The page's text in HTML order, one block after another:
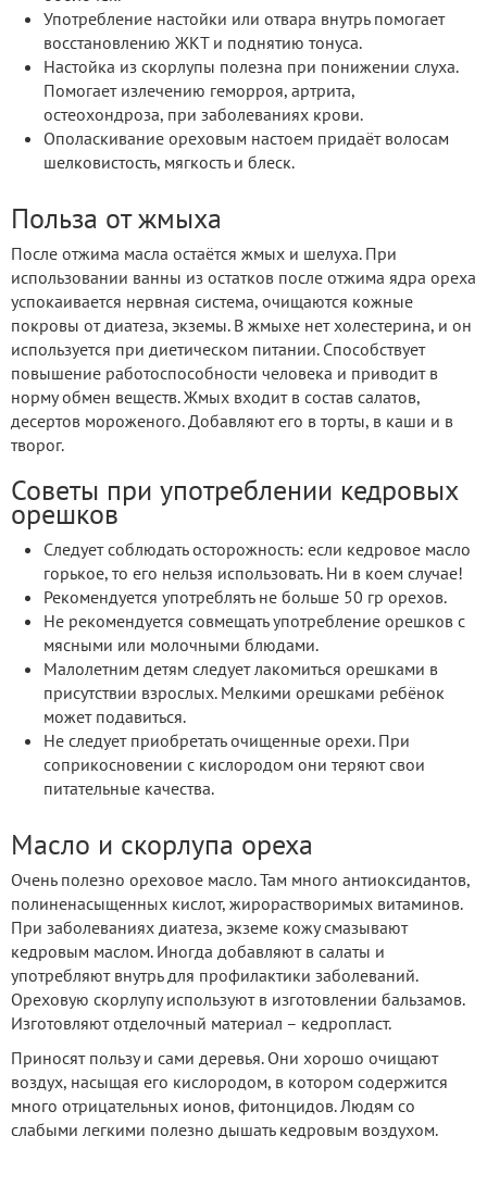
Употребление настойки или отвара внутрь помогает
восстановлению ЖКТ и поднятию тонуса.
Настойка из скорлупы полезна при понижении слуха.
Помогает излечению геморроя, артрита,
остеохондроза, при заболеваниях крови.
Ополаскивание ореховым настоем придаёт волосам
шелковистость, мягкость и блеск.
Польза от жмыха
После отжима масла остаётся жмых и шелуха. При
использовании ванны из остатков после отжима ядра ореха
успокаивается нервная система, очищаются кожные
покровы от диатеза, экземы. В жмыхе нет холестерина, и он
используется при диетическом питании. Способствует
повышение работоспособности человека и приводит в
норму обмен веществ. Жмых входит в состав салатов,
десертов мороженого. Добавляют его в торты, в каши и в
творог.
Советы при употреблении кедровых
орешков
Следует соблюдать осторожность: если кедровое масло
горькое, то его нельзя использовать. Ни в коем случае!
Рекомендуется употреблять не больше 50 гр орехов.
Не рекомендуется совмещать употребление орешков с
мясными или молочными блюдами.
Малолетним детям следует лакомиться орешками в
присутствии взрослых. Мелкими орешками ребёнок
может подавиться.
Не следует приобретать очищенные орехи. При
соприкосновении с кислородом они теряют свои
питательные качества.
Масло и скорлупа ореха
Очень полезно ореховое масло. Там много антиоксидантов,
полиненасыщенных кислот, жирорастворимых витаминов.
При заболеваниях диатеза, экземе кожу смазывают
кедровым маслом. Иногда добавляют в салаты и
употребляют внутрь для профилактики заболеваний.
Ореховую скорлупу используют в изготовлении бальзамов.
Изготовляют отделочный материал – кедропласт.
Приносят пользу и сами деревья. Они хорошо очищают
воздух, насыщая его кислородом, в котором содержится
много отрицательных ионов, фитонцидов. Людям со
слабыми легкими полезно дышать кедровым воздухом.